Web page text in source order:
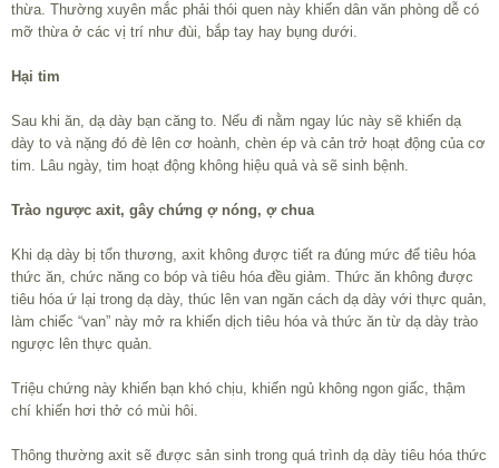
thừa. Thường xuyên mắc phải thói quen này khiến dân văn phòng dễ có
mỡ thừa ở các vị trí như đùi, bắp tay hay bụng dưới.
Hại tim
Sau khi ăn, dạ dày bạn căng to. Nếu đi nằm ngay lúc này sẽ khiến dạ
dày to và nặng đó đè lên cơ hoành, chèn ép và cản trở hoạt động của cơ
tim. Lâu ngày, tim hoạt động không hiệu quả và sẽ sinh bệnh.
Trào ngược axit, gây chứng ợ nóng, ợ chua
Khi dạ dày bị tổn thương, axit không được tiết ra đúng mức để tiêu hóa
thức ăn, chức năng co bóp và tiêu hóa đều giảm. Thức ăn không được
tiêu hóa ứ lại trong dạ dày, thúc lên van ngăn cách dạ dày với thực quản,
làm chiếc “van” này mở ra khiến dịch tiêu hóa và thức ăn từ dạ dày trào
ngược lên thực quản.
Triệu chứng này khiến bạn khó chịu, khiến ngủ không ngon giấc, thậm
chí khiến hơi thở có mùi hôi.
Thông thường axit sẽ được sản sinh trong quá trình dạ dày tiêu hóa thức